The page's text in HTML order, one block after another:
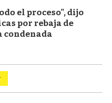
el proceso", dijo
por rebaja de
condenada